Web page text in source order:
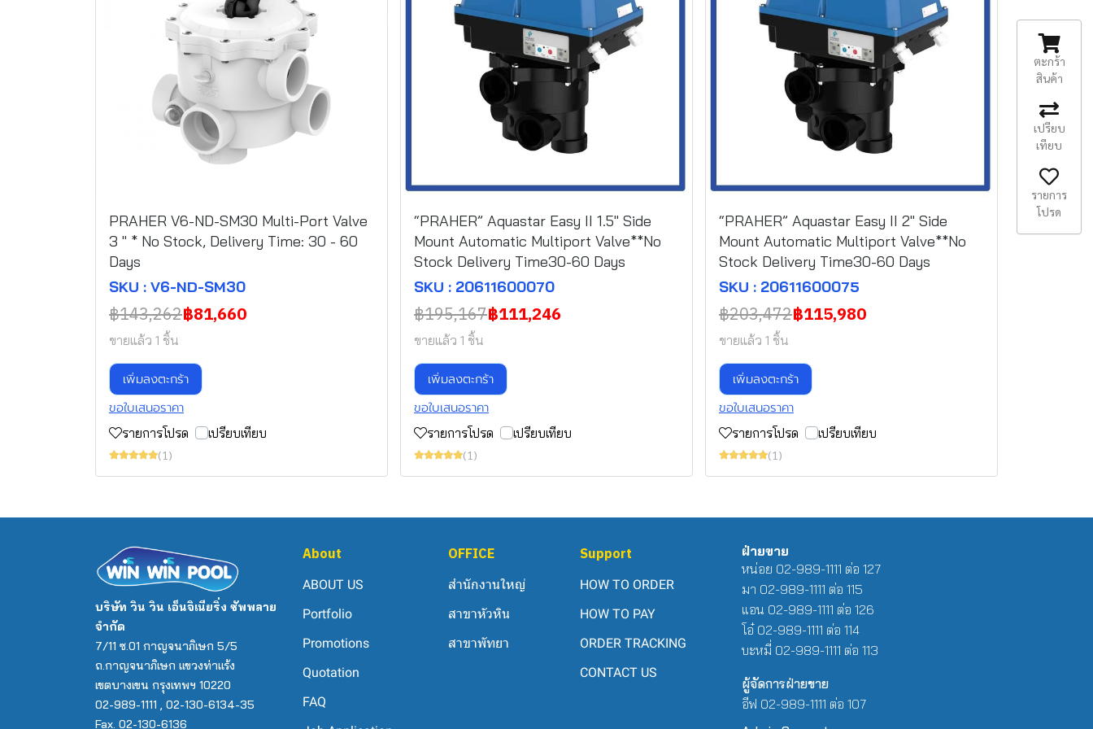
PRAHER V6-ND-SM30 Multi-Port Valve
3 " * No Stock, Delivery Time: 30 - 60
Days
SKU : V6-ND-SM30
฿143,262฿81,660
ขายแล้ว 1 ชิ้น
เพิ่มลงตะกร้า
ขอใบเสนอราคา
รายการโปรด เปรียบเทียบ
(1)
“PRAHER” Aquastar Easy II 1.5" Side
Mount Automatic Multiport Valve**No
Stock Delivery Time30-60 Days
SKU : 20611600070
฿195,167฿111,246
ขายแล้ว 1 ชิ้น
เพิ่มลงตะกร้า
ขอใบเสนอราคา
รายการโปรด เปรียบเทียบ
(1)
“PRAHER” Aquastar Easy II 2" Side
Mount Automatic Multiport Valve**No
Stock Delivery Time30-60 Days
SKU : 20611600075
฿203,472฿115,980
ขายแล้ว 1 ชิ้น
เพิ่มลงตะกร้า
ขอใบเสนอราคา
รายการโปรด เปรียบเทียบ
(1)
บริษัท วิน วิน เอ็นจิเนียริ่ง ซัพพลาย
จำกัด
7/11 ซ.01 กาญจนาภิเษก 5/5
ถ.กาญจนาภิเษก แขวงท่าแร้ง
เขตบางเขน กรุงเทพฯ 10220
02-989-1111 , 02-130-6134-35
Fax. 02-130-6136
About
ABOUT US
Portfolio
Promotions
Quotation
FAQ
OFFICE
สำนักงานใหญ่
สาขาหัวหิน
สาขาพัทยา
Support
HOW TO ORDER
HOW TO PAY
ORDER TRACKING
CONTACT US
ฝ่ายขาย
หน่อย 02-989-1111 ต่อ 127
มา 02-989-1111 ต่อ 115
แอน 02-989-1111 ต่อ 126
โอ๋ 02-989-1111 ต่อ 114
บะหมี่ 02-989-1111 ต่อ 113
ผู้จัดการฝ่ายขาย
อีฟ 02-989-1111 ต่อ 107
ตะกร้า
สินค้า
เปรียบ
เทียบ
รายการ
โปรด